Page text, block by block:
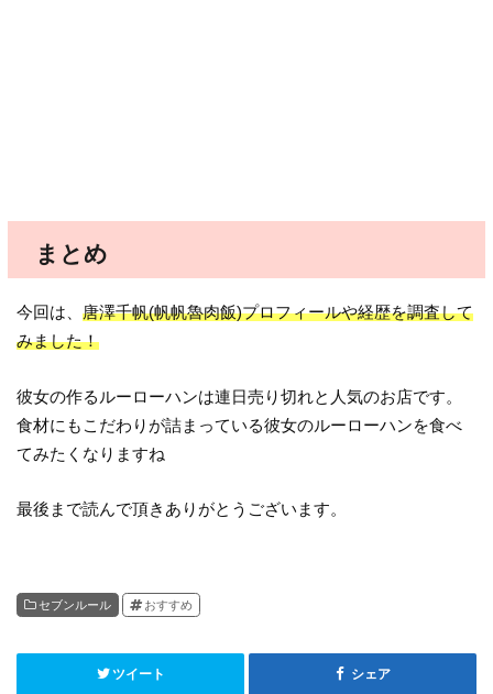
まとめ
今回は、唐澤千帆(帆帆魯肉飯)プロフィールや経歴を調査して
みました！
彼女の作るルーローハンは連日売り切れと人気のお店です。
食材にもこだわりが詰まっている彼女のルーローハンを食べ
てみたくなりますね
最後まで読んで頂きありがとうございます。
セブンルール おすすめ
ツイート シェア